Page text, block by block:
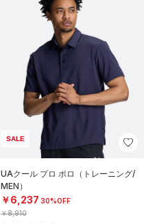
SALE
UAクール プロ ポロ（トレーニング/
MEN）
￥6,237 30%OFF
￥8,910